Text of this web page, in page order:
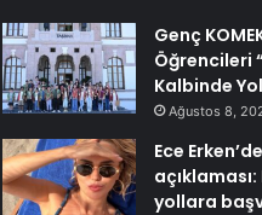
Genç
Öğrencileri
Kalbinde
Ağustos 8,
Ece
yollara